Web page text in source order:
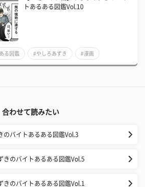
トあるある図鑑Vol.10
る図鑑 #やしろあずき #漫画
合わせて読みたい
のバイトあるある図鑑Vol.3
きのバイトあるある図鑑Vol.5
きのバイトあるある図鑑Vol.1